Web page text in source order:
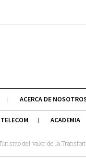
ACERCA DE
TELECOM ACADEMIA
del valor de la